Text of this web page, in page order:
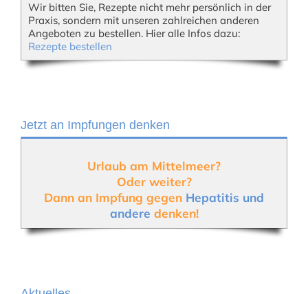
Wir bitten Sie, Rezepte nicht mehr persönlich in der
Praxis, sondern mit unseren zahlreichen anderen
Angeboten zu bestellen. Hier alle Infos dazu:
Rezepte bestellen
Jetzt an Impfungen denken
Urlaub am Mittelmeer?
Oder weiter?
Dann an Impfung gegen Hepatitis und
andere denken!